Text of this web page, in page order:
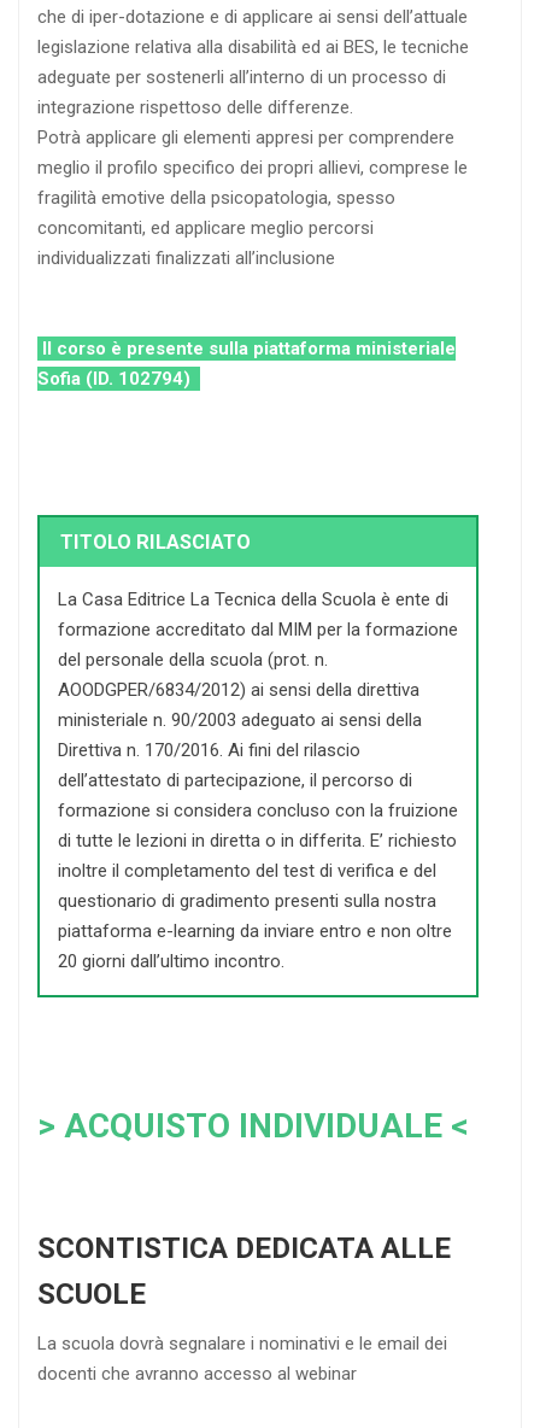
che di iper-dotazione e di applicare ai sensi dell’attuale
legislazione relativa alla disabilità ed ai BES, le tecniche
adeguate per sostenerli all’interno di un processo di
integrazione rispettoso delle differenze.
Potrà applicare gli elementi appresi per comprendere
meglio il profilo specifico dei propri allievi, comprese le
fragilità emotive della psicopatologia, spesso
concomitanti, ed applicare meglio percorsi
individualizzati finalizzati all’inclusione
Il corso è presente sulla piattaforma ministeriale
Sofia (ID. 102794)
TITOLO RILASCIATO
La Casa Editrice La Tecnica della Scuola è ente di
formazione accreditato dal MIM per la formazione
del personale della scuola (prot. n.
AOODGPER/6834/2012) ai sensi della direttiva
ministeriale n. 90/2003 adeguato ai sensi della
Direttiva n. 170/2016. Ai fini del rilascio
dell’attestato di partecipazione, il percorso di
formazione si considera concluso con la fruizione
di tutte le lezioni in diretta o in differita. E’ richiesto
inoltre il completamento del test di verifica e del
questionario di gradimento presenti sulla nostra
piattaforma e-learning da inviare entro e non oltre
20 giorni dall’ultimo incontro.
> ACQUISTO INDIVIDUALE <
SCONTISTICA DEDICATA ALLE
SCUOLE
La scuola dovrà segnalare i nominativi e le email dei
docenti che avranno accesso al webinar